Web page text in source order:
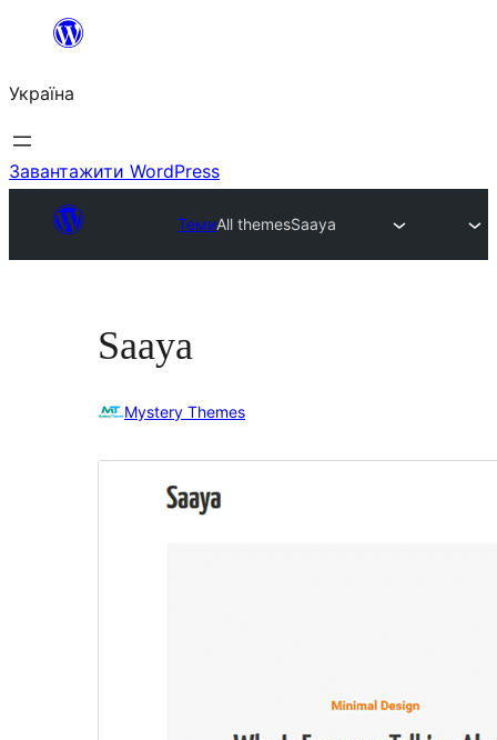
Перейти
вмісту
Україна
Завантажити WordPress
ТемиAll themesSaaya
Saaya
Mystery Themes